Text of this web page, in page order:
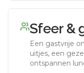
Sfeer &
Een gastvrije
uitjes, een
ontspannen